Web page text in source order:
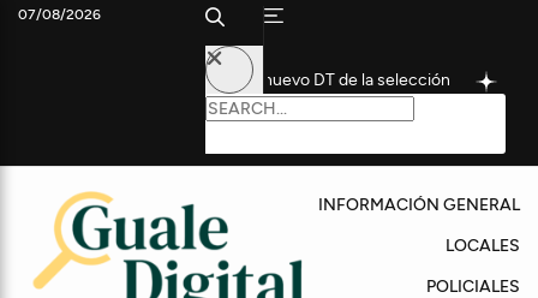
futbolista como nuevo DT de la selección Convocan a
07/08/2026
INFORMACIÓN GENERAL
LOCALES
POLICIALES